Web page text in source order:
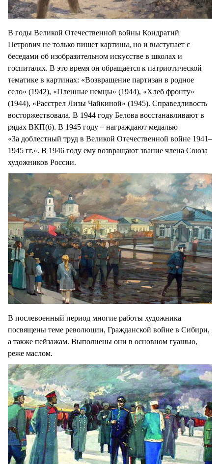
В годы Великой Отечественной войны Кондратий
Петрович не только пишет картины, но и выступает с
беседами об изобразительном искусстве в школах и
госпиталях. В это время он обращается к патриотической
тематике в картинах: «Возвращение партизан в родное
село» (1942), «Пленные немцы» (1944), «Хлеб фронту»
(1944), «Расстрел Лизы Чайкиной» (1945). Справедливость
восторжествовала. В 1944 году Белова восстанавливают в
рядах ВКП(б). В 1945 году – награждают медалью
«За доблестный труд в Великой Отечественной войне 1941–
1945 гг.». В 1946 году ему возвращают звание члена Союза
художников России.
В послевоенный период многие работы художника
посвящены теме революции, Гражданской войне в Сибири,
а также пейзажам. Выполнены они в основном гуашью,
реже маслом.